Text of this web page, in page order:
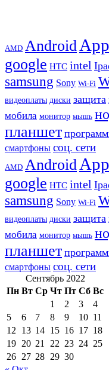
AMD Android
google HTC intel
samsung Sony Wi-Fi
видеоплаты диски защита
мобила монитор мышь
планшет
смартфоны соц. сети
AMD Android
google HTC intel
samsung Sony Wi-Fi
видеоплаты диски защита
мобила монитор мышь
планшет
смартфоны соц. сети
Сентябрь 2022
Пн Вт Ср Чт Пт Сб Вс
1
2 3
4
5
6 7 8 9 10 11
12
13 14 15 16 17 18
19 20 21 22 23 24 25
26 27 28 29 30